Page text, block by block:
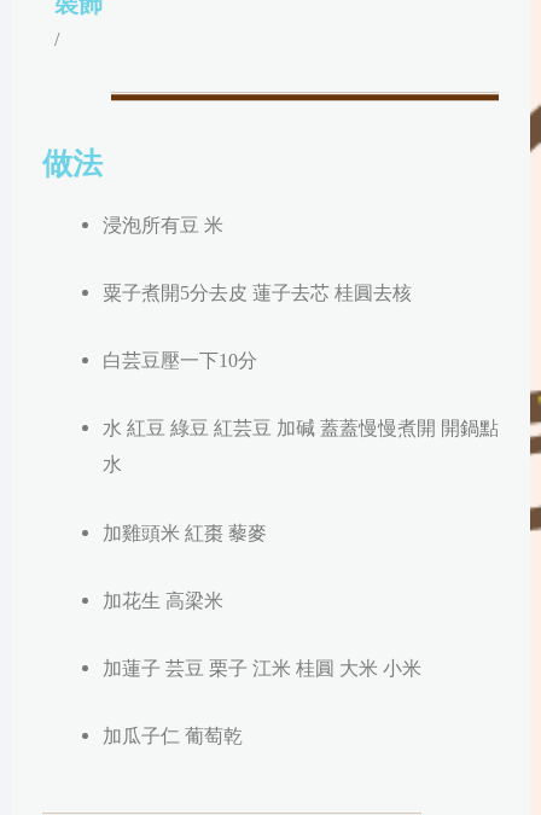
/
做法
浸泡所有豆 米
粟子煮開5分去皮 蓮子去芯 桂圓去核
白芸豆壓一下10分
水 紅豆 綠豆 紅芸豆 加碱 蓋蓋慢慢煮開 開鍋點
水
加雞頭米 紅棗 藜麥
加花生 高梁米
加蓮子 芸豆 栗子 江米 桂圓 大米 小米
加瓜子仁 葡萄乾